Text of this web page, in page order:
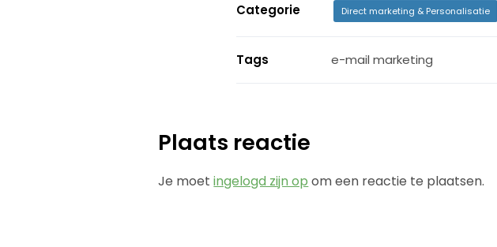
Categorie Direct marketing & Personalisatie
Tags e-mail marketing
Plaats reactie
Je moetingelogd zijn op om een reactie te plaatsen.